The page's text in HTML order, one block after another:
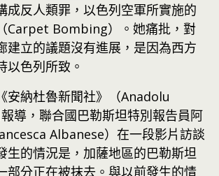
成反人類罪，以色列空軍所實施的
Carpet Bombing）。她痛批，對
建立的議題沒有進展，是因為西方
以色列所致。
安納杜魯新聞社》（Anadolu
導，聯合國巴勒斯坦特別報告員阿
Albanese）在一段影片訪談
生的情況是，加薩地區的巴勒斯坦
部分正在被抹去。與以前發生的情